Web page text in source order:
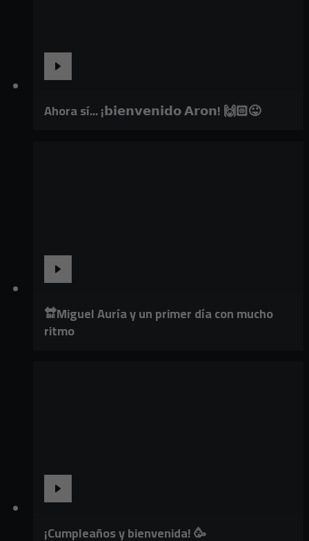
Ahora sí... ¡𝗯𝗶𝗲𝗻𝘃𝗲𝗻𝗶𝗱𝗼 𝗔𝗿𝗼𝗻! 🙌🏻😜
🔛Miguel Auría y un primer día con mucho
ritmo
¡Cumpleaños y bienvenida! 🥳